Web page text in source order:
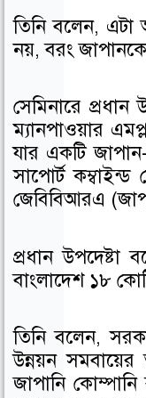
o
o
e
r
d
তিনি বলেন,
নয়, বরং
সেমিনারে
ম্যানপাওয়ার
যার একটি
সাপোর্ট
জেবিবিআরএ
প্রধান উপদেষ্টা
বাংলাদেশ ১৮
তিনি বলেন,
উন্নয়ন সমবায়ের
জাপানি